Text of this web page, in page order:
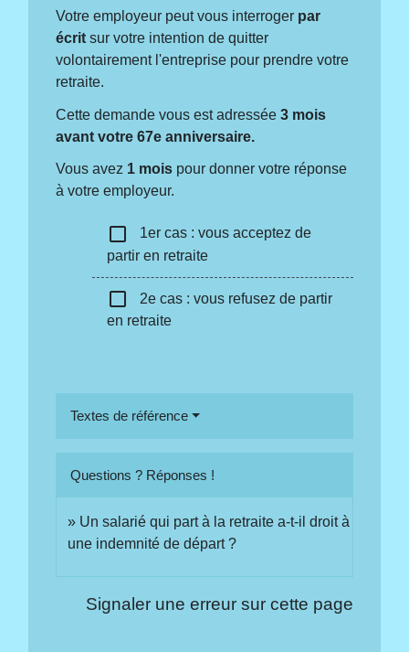
Votre employeur peut vous interroger par
écrit sur votre intention de quitter
volontairement l'entreprise pour prendre votre
retraite.
Cette demande vous est adressée 3 mois
avant votre 67e anniversaire.
Vous avez 1 mois pour donner votre réponse
à votre employeur.
check_box_outline_blank
1er cas : vous acceptez de
partir en retraite
check_box_outline_blank
2e cas : vous refusez de partir
en retraite
Textes de référence
Questions ? Réponses !
Un salarié qui part à la retraite a-t-il droit à
une indemnité de départ ?
Signaler une erreur sur cette page